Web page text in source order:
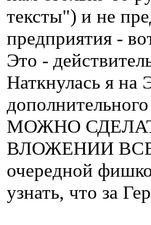
тексты") и не
предприятия -
Это -
Наткнулась я на
МОЖНО
ВЛОЖЕНИИ
очередной
узнать, что за